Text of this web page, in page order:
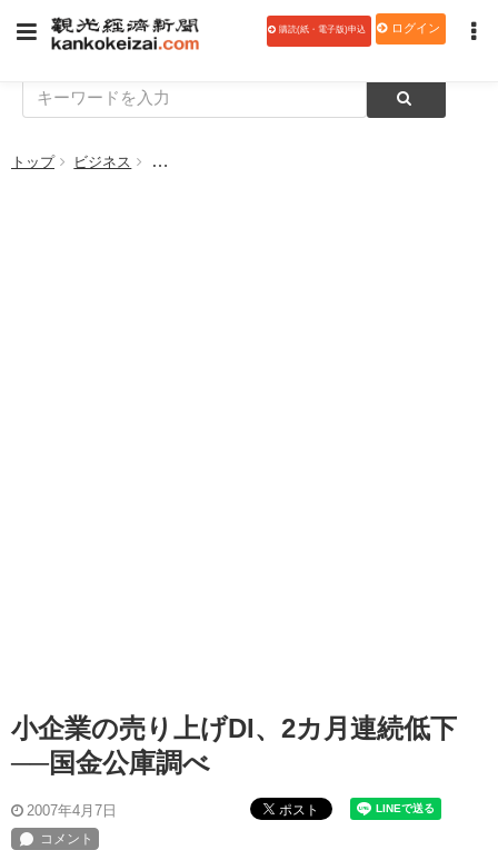
購読(紙・電子版)申込 ログイン
トップ ビジネス 小企業の売り上げDI、2カ月連続低下──国金公庫調べ
小企業の売り上げDI、2カ月連続低下
──国金公庫調べ
2007年4月7日 ポスト